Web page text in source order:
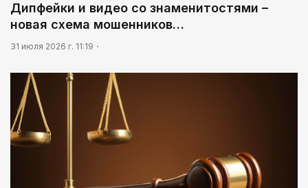
Дипфейки и видео со знаменитостями –
новая схема мошенников…
31 июля 2026 г. 11:19